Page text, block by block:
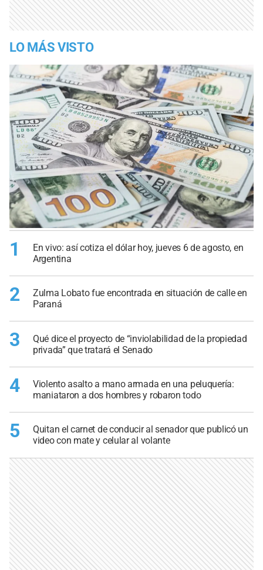
LO MÁS VISTO
1
En vivo: así cotiza el dólar hoy, jueves 6 de agosto, en
Argentina
2
Zulma Lobato fue encontrada en situación de calle en
Paraná
3
Qué dice el proyecto de “inviolabilidad de la propiedad
privada” que tratará el Senado
4
Violento asalto a mano armada en una peluquería:
maniataron a dos hombres y robaron todo
5
Quitan el carnet de conducir al senador que publicó un
video con mate y celular al volante